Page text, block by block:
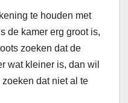
te houden met
de kamer erg groot is,
zoeken dat de
wat kleiner is, dan wil
dat niet al te